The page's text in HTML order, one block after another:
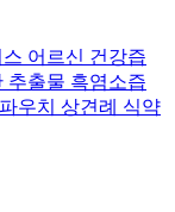
어르신 건강즙
추출물 흑염소즙
우치 상견례 식약